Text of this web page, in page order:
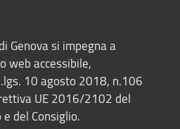
Genova si impegna a
web accessibile,
10 agosto 2018, n.106
UE 2016/2102 del
del Consiglio.